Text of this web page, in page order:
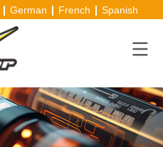
German French Spanish